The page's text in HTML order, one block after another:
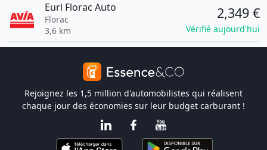
Eurl Florac Auto
Florac
3,6 km
2,349 €
Vérifié aujourd'hui
Rejoignez les 1,5 million d'automobilistes qui réalisent
chaque jour des économies sur leur budget carburant !